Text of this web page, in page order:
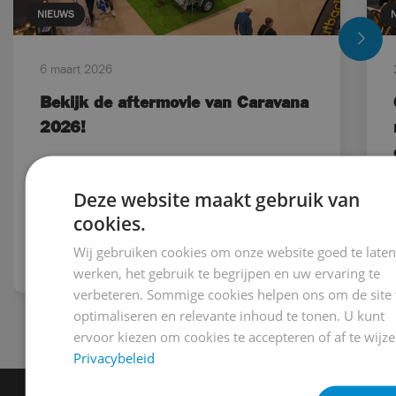
NIEUWS
6 maart 2026
Bekijk de aftermovie van Caravana
2026!
Lees meer
Deze website maakt gebruik van
cookies.
Wij gebruiken cookies om onze website goed te laten
werken, het gebruik te begrijpen en uw ervaring te
verbeteren. Sommige cookies helpen ons om de site
optimaliseren en relevante inhoud te tonen. U kunt
ervoor kiezen om cookies te accepteren of af te
Privacybeleid